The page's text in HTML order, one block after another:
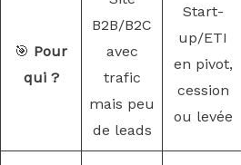
🎯 Pour
qui ?
B2B/B2C
avec
trafic
mais peu
de leads
Start-
up/ETI
en pivot,
cession
ou levée